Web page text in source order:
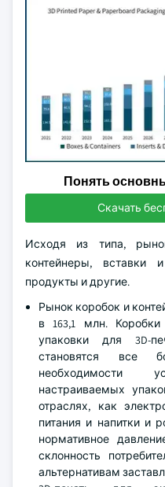
Понять
Скачать
Исходя из типа,
контейнеры, вставки
продукты и другие.
Рынок коробок и
в 163,1 млн.
упаковки для 3D-
становятся все
необходимости
настраиваемых
отраслях, как
питания и напитки и
нормативное
склонность
альтернативам